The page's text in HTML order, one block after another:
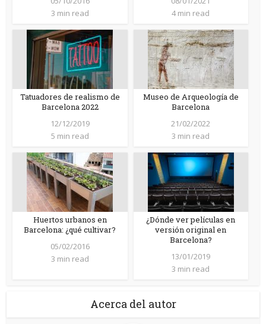
3 min read
4 min read
Tatuadores de realismo de
Barcelona 2022
12/12/2019
5 min read
Museo de Arqueología de
Barcelona
21/02/2022
3 min read
Huertos urbanos en
Barcelona: ¿qué cultivar?
05/02/2016
3 min read
¿Dónde ver películas en
versión original en
Barcelona?
13/01/2019
3 min read
Acerca del autor